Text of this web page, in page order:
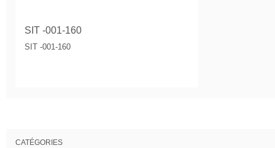
SIT -001-160
SIT -001-160
CATÉGORIES